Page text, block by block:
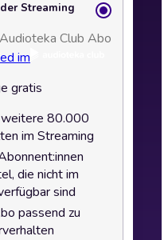
Streaming
Club Abo
im
gratis
80.000
im Streaming
die nicht im
sind
passend zu